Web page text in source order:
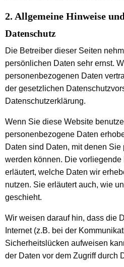
2. Allgemeine Hinweise
Datenschutz
Die Betreiber dieser Seiten
persönlichen Daten sehr ernst.
personenbezogenen Daten
der gesetzlichen
Datenschutzerklärung.
Wenn Sie diese Website
personenbezogene Daten
Daten sind Daten, mit denen
werden können. Die
erläutert, welche Daten wir
nutzen. Sie erläutert auch, wie
geschieht.
Wir weisen darauf hin, dass die
Internet (z.B. bei der
Sicherheitslücken aufweisen
der Daten vor dem Zugriff durch